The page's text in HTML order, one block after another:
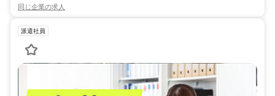
同じ企業の求人
派遣社員